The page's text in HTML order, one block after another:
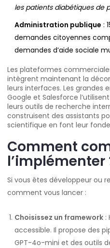
les patients diabétiques de
Administration publique :
demandes citoyennes
demandes d’aide sociale
Les plateformes
intègrent maintenant la
leurs interfaces. Les grandes
Google et Salesforce
leurs outils de recherche
construisent des assistants
scientifique en font leur
Comment
l’implémenter
Si vous êtes développeur ou
comment vous lancer :
Choisissez un framework :
accessible. Il propose des
GPT-4o-mini et des outils